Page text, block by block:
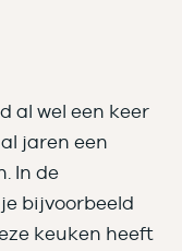
al wel een keer
jaren een
In de
bijvoorbeeld
keuken heeft